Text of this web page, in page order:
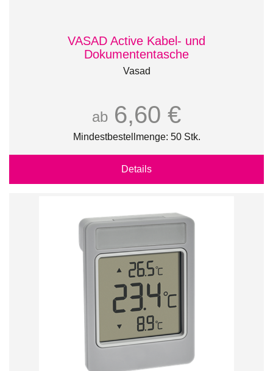
VASAD Active Kabel- und
Dokumententasche
Vasad
ab 6,60 €
Mindestbestellmenge: 50 Stk.
Details